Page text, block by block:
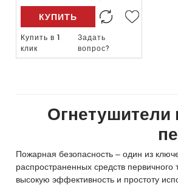
КУПИТЬ
Купить в 1
клик
Задать
вопрос?
Огнетушители
Пожарная безопасность – один из
распространенных средств
высокую эффективность и простоту